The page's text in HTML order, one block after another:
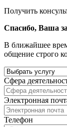
Получить
Спасибо, Ваша
В ближайшее
общение строго
Сфера
Электронная
Телефон